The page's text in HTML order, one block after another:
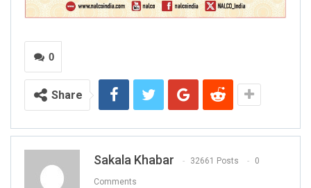
0
Share
Sakala Khabar 32661 Posts 0
Comments